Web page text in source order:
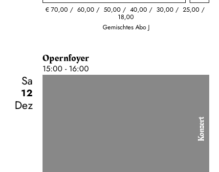
€ 70,00 60,00 50,00 40,00 30,00 25,00
18,00
Gemischtes Abo J
Opernfoyer
15:00 - 16:00
Sa
12
Dez
Konzert